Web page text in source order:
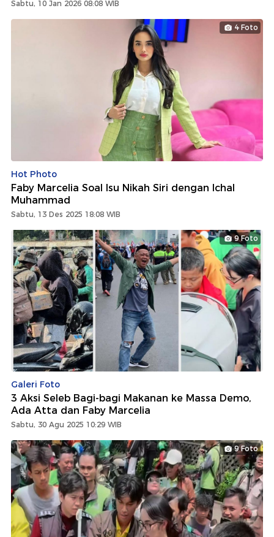
Sabtu, 10 Jan 2026 08:08 WIB
4 Foto
Hot Photo
Faby Marcelia Soal Isu Nikah Siri dengan Ichal
Muhammad
Sabtu, 13 Des 2025 18:08 WIB
9 Foto
Galeri Foto
3 Aksi Seleb Bagi-bagi Makanan ke Massa Demo,
Ada Atta dan Faby Marcelia
Sabtu, 30 Agu 2025 10:29 WIB
9 Foto